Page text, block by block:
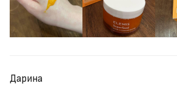
Дарина